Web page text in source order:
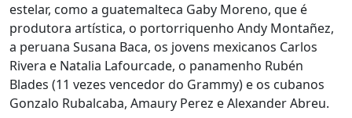
estelar, como a guatemalteca Gaby Moreno, que é
produtora artística, o portorriquenho Andy Montañez,
a peruana Susana Baca, os jovens mexicanos Carlos
Rivera e Natalia Lafourcade, o panamenho Rubén
Blades (11 vezes vencedor do Grammy) e os cubanos
Gonzalo Rubalcaba, Amaury Perez e Alexander Abreu.